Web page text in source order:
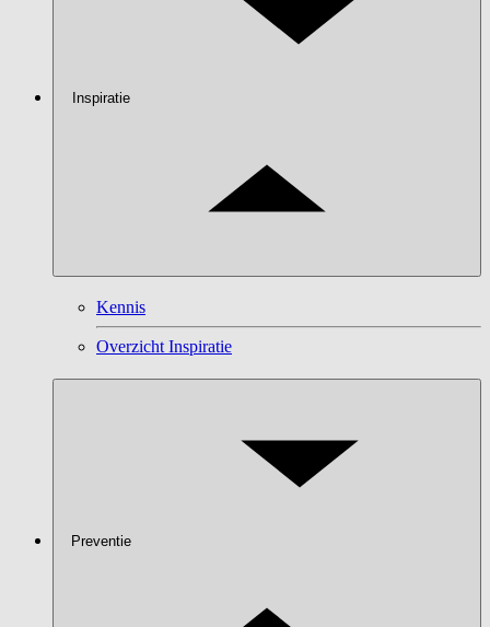
Inspiratie
Kennis
Overzicht Inspiratie
Preventie